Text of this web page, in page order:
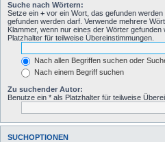
Suche nach Wörtern:
Setze ein + vor ein Wort, das gefunden
gefunden werden darf. Verwende mehrere
Klammer, wenn nur eines der Wörter
Platzhalter für teilweise Übereinstimmungen.
Nach allen Begriffen suchen oder
Nach einem Begriff suchen
Zu suchender Autor:
Benutze ein * als Platzhalter für teilweise
SUCHOPTIONEN